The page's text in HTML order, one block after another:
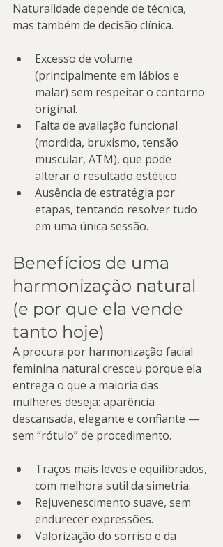
Naturalidade depende de técnica,
mas também de decisão clínica.
Excesso de volume
(principalmente em lábios e
malar) sem respeitar o contorno
original.
Falta de avaliação funcional
(mordida, bruxismo, tensão
muscular, ATM), que pode
alterar o resultado estético.
Ausência de estratégia por
etapas, tentando resolver tudo
em uma única sessão.
Benefícios de uma
harmonização natural
(e por que ela vende
tanto hoje)
A procura por harmonização facial
feminina natural cresceu porque ela
entrega o que a maioria das
mulheres deseja: aparência
descansada, elegante e confiante —
sem “rótulo” de procedimento.
Traços mais leves e equilibrados,
com melhora sutil da simetria.
Rejuvenescimento suave, sem
endurecer expressões.
Valorização do sorriso e da